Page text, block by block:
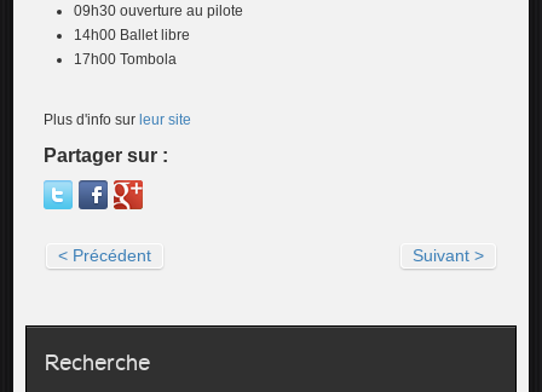
09h30 ouverture au pilote
14h00 Ballet libre
17h00 Tombola
Plus d'info surleur site
Partager sur :
< Précédent Suivant >
Recherche